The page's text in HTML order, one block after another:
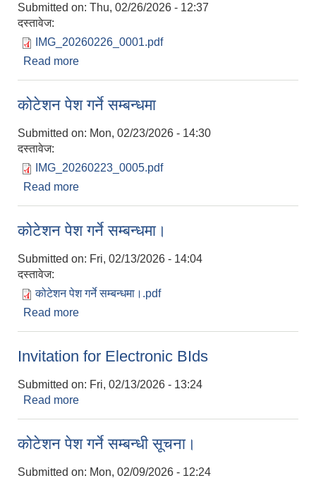
Submitted on: Thu, 02/26/2026 - 12:37
दस्तावेज:
IMG_20260226_0001.pdf
Read more
कोटेशन पेश गर्ने सम्बन्धमा
Submitted on: Mon, 02/23/2026 - 14:30
दस्तावेज:
IMG_20260223_0005.pdf
Read more
कोटेशन पेश गर्ने सम्बन्धमा।
Submitted on: Fri, 02/13/2026 - 14:04
दस्तावेज:
कोटेशन पेश गर्ने सम्बन्धमा।.pdf
Read more
Invitation for Electronic BIds
Submitted on: Fri, 02/13/2026 - 13:24
Read more
कोटेशन पेश गर्ने सम्बन्धी सूचना।
Submitted on: Mon, 02/09/2026 - 12:24